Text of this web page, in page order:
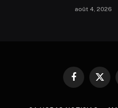
août 4, 2026
Facebook
X